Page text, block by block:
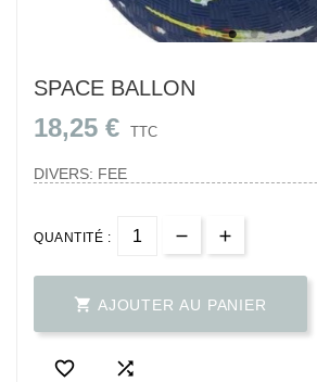
SPACE BALLON
18,25 € TTC
DIVERS: FEE
QUANTITÉ :
 AJOUTER AU PANIER
 